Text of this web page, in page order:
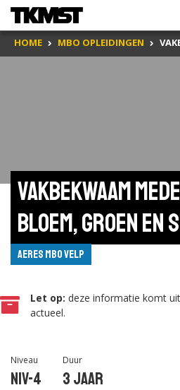
HOME MBO OPLEIDINGEN
Vakbekwaam
bloem, groen en
Aeres MBO Velp
Let op: deze informatie komt
actueel.
Niveau
Niv-4
Duur
3 jaar